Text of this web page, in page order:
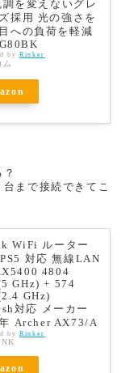
を変えないグレ
採用 光の強さを
への負荷を軽減
byRinker
ム
まで接続できてこ
WiFi ルーター
対応 無線LAN
4804
GHz) + 574
GHz)
対応 メーカー
Archer AX73/A
byRinker